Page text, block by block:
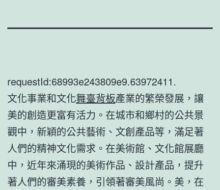
requestId:68993e243809e9.63972411.
文化事業和文化舞臺背板產業的繁榮發展，讓
美的創造更富有活力。在城市和鄉村的公共景
觀中，新穎的公共藝術、文創產品等，滿足著
人們的精神文化需求。在美術館、文化館展廳
中，近年來涌現的美術作品、設計產品，提升
著人們的審美素養，引領著審美風尚。美，在